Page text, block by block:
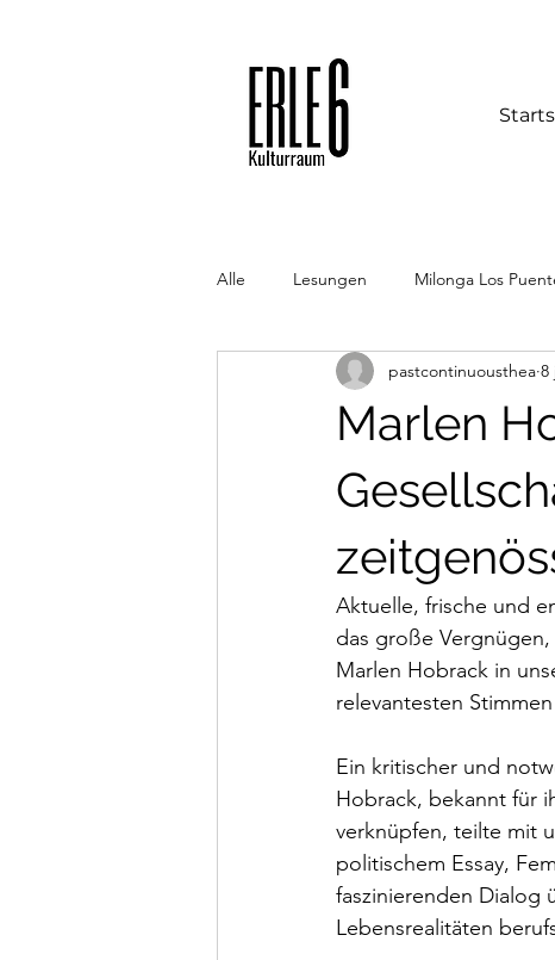
Alle Lesungen Milonga Los
Marlen
pastcontinuousthea 8
Aktuelle, frische und
das große
Marlen Hobrack in
relevantesten
Ein kritischer und
Hobrack, bekannt für
verknüpfen, teilte mit
politischem Essay,
faszinierenden Dialog
Lebensrealitäten